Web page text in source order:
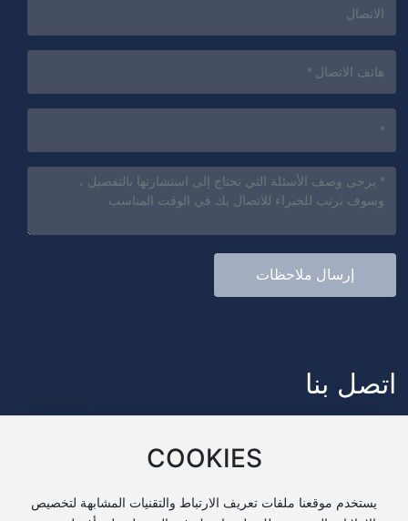
إرسال ملاحظات
اتصل بنا
جديد شيشيان ، مقاطعة شنشي
عبر الإنترنت:bingzhijixie@sxbzjx.cn
COOKIES
يستخدم موقعنا ملفات تعريف الارتباط والتقنيات المشابهة لتخصيص